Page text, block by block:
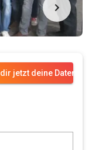
jetzt deine Daten